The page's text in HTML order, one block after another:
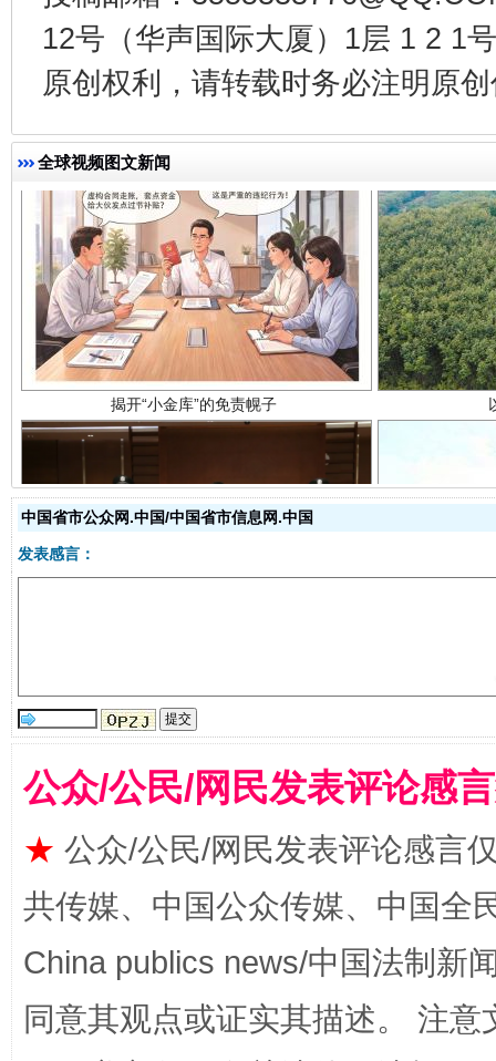
12号（华声国际大厦）1层 1 2 1
原创权利，请转载时务必注明原
全球视频图文新闻
揭开“小金库”的免责幌子
受贿1.44亿！段成刚被判无期 从幼
中国省市公众网.中国/中国省市信息网.中国
发表感言：
公众/公民/网民发表评论感
★ 公众/公民/网民发表评论感言
共传媒、中国公众传媒、中国全
China publics news/中国法制新
同意其观点或证实其描述。 注